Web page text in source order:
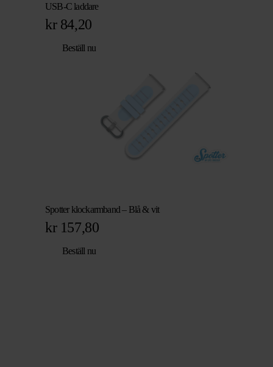
USB-C laddare
kr84,20
Beställ nu
Spotter klockarmband – Blå & vit
kr157,80
Beställ nu